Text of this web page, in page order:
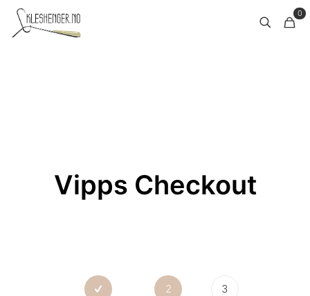
0
Vipps Checkout
2 3